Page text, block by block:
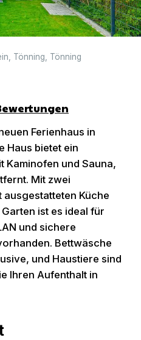
Tönning Tönning
Ferienhaus in
Haus bietet ein
Kaminofen und Sauna,
Mit zwei
Küche
ist es ideal für
und sichere
Bettwäsche
und Haustiere sind
Ihren Aufenthalt in